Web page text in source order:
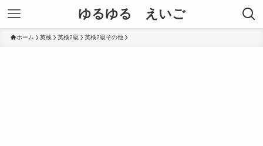
ゆるゆる えいご
ホーム 英検 英検2級 英検2級その他